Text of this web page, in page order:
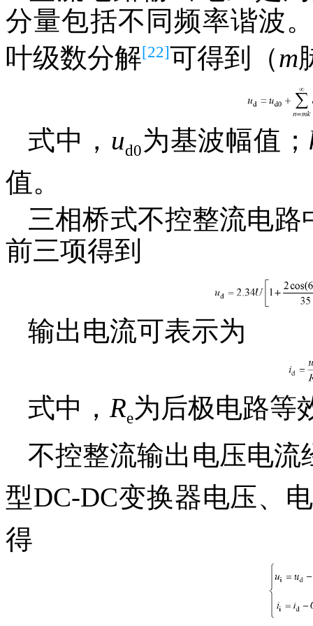
分量包括不同频率谐波
叶级数分解[22]可得到（m
式中， ud0为基波幅值；
值。
三相桥式不控整流电路
前三项得到
输出电流可表示为
式中， Re为后极电路等
不控整流输出电压电流
型DC-DC变换器电压、
得